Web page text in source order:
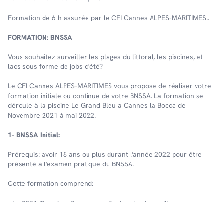
Formation de 6 h assurée par le CFI Cannes ALPES-MARITIMES..
FORMATION: BNSSA
Vous souhaitez surveiller les plages du littoral, les piscines, et
lacs sous forme de jobs d'été?
Le CFI Cannes ALPES-MARITIMES vous propose de réaliser votre
formation initiale ou continue de votre BNSSA. La formation se
déroule à la piscine Le Grand Bleu a Cannes la Bocca de
Novembre 2021 à mai 2022.
1- BNSSA Initial:
Prérequis: avoir 18 ans ou plus durant l'année 2022 pour être
présenté à l'examen pratique du BNSSA.
Cette formation comprend: